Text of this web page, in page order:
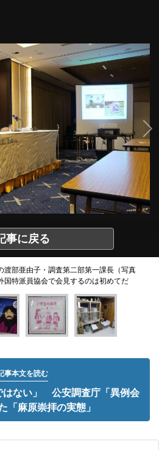
事に戻る
渡部亜由子・調査第二部第一課長（写真
国特派員協会で会見するのは初めてだ
事本文を読む
はない」 公安調査庁「異例会
「麻原崇拝の実態」